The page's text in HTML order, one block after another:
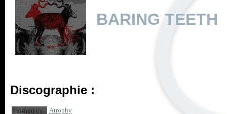
BARING TEETH
Discographie :
Atrophy